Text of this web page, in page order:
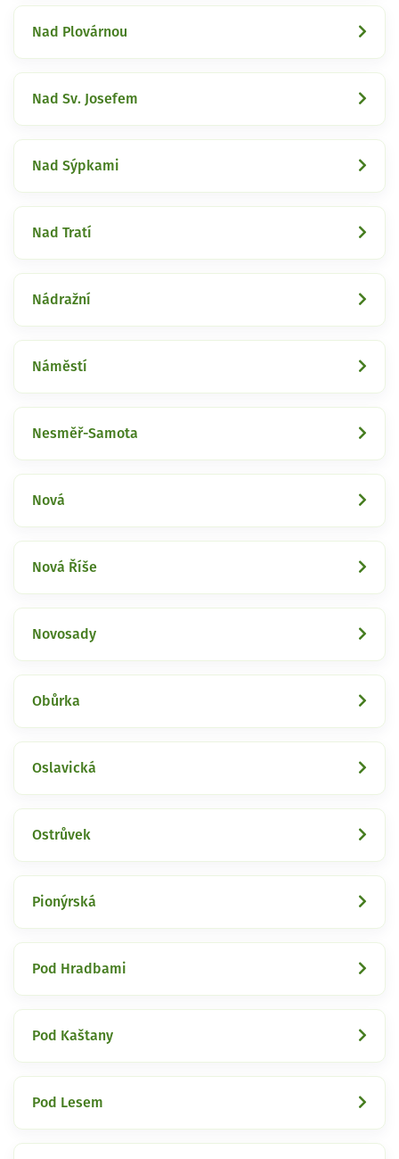
Nad Plovárnou
Nad Sv. Josefem
Nad Sýpkami
Nad Tratí
Nádražní
Náměstí
Nesměř-Samota
Nová
Nová Říše
Novosady
Obůrka
Oslavická
Ostrůvek
Pionýrská
Pod Hradbami
Pod Kaštany
Pod Lesem